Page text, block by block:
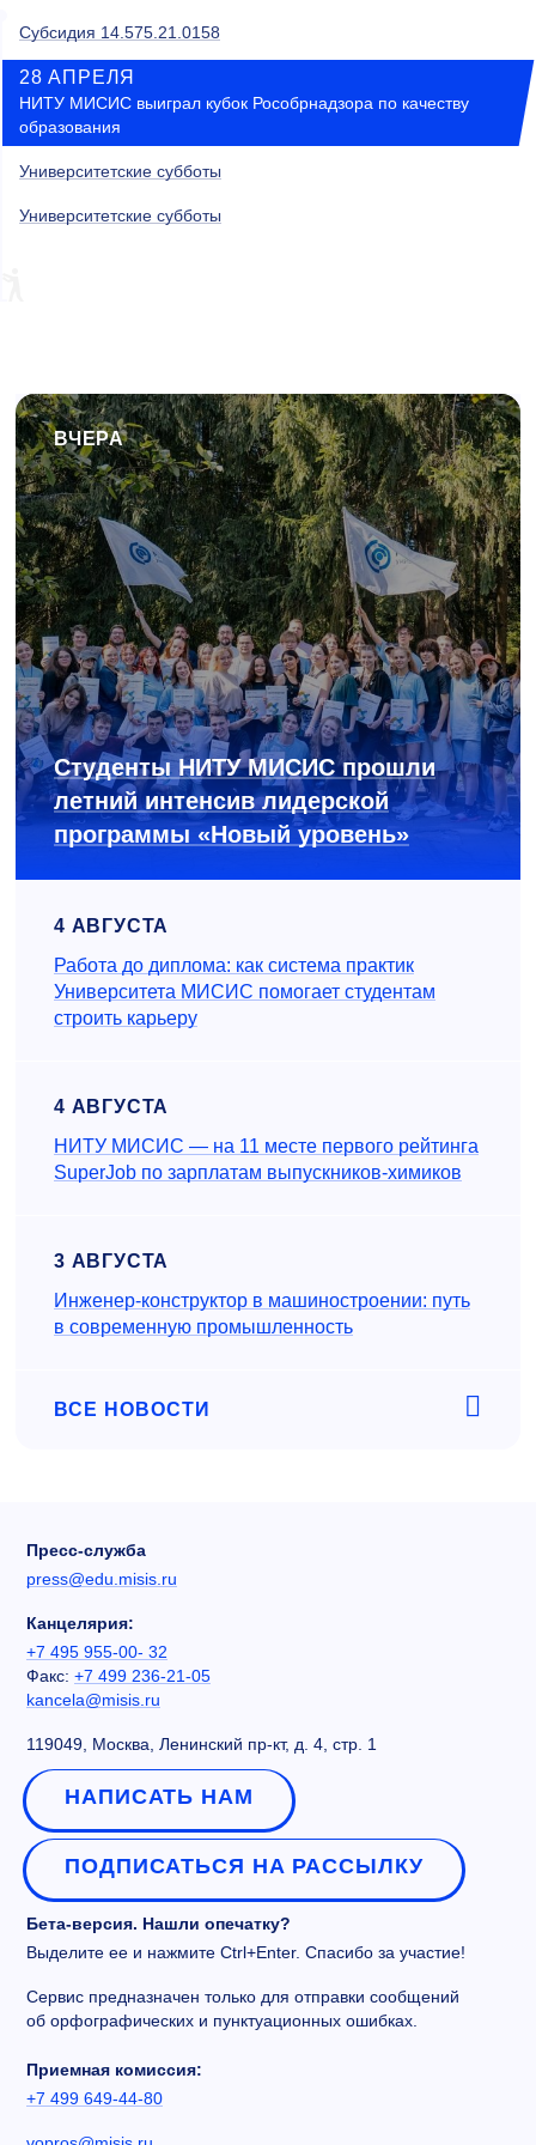
Субсидия 14.575.21.0158
28 АПРЕЛЯ
НИТУ МИСИС выиграл кубок Рособрнадзора по качеству
образования
Университетские субботы
Университетские субботы
ВЧЕРА
Студенты НИТУ МИСИС прошли
летний интенсив лидерской
программы «Новый уровень»
4 АВГУСТА
Работа до диплома: как система практик
Университета МИСИС помогает студентам
строить карьеру
4 АВГУСТА
НИТУ МИСИС — на 11 месте первого рейтинга
SuperJob по зарплатам выпускников-химиков
3 АВГУСТА
Инженер‑конструктор в машиностроении: путь
в современную промышленность
ВСЕ НОВОСТИ
Пресс-служба
press@edu.misis.ru
Канцелярия:
+7 495 955-00- 32
Факс: +7 499 236-21-05
kancela@misis.ru
119049, Москва, Ленинский пр-кт, д. 4, стр. 1
НАПИСАТЬ НАМ
ПОДПИСАТЬСЯ НА РАССЫЛКУ
Бета-версия. Нашли опечатку?
Выделите ее и нажмите Ctrl+Enter. Спасибо за участие!
Сервис предназначен только для отправки сообщений
об орфографических и пунктуационных ошибках.
Приемная комиссия:
+7 499 649-44-80